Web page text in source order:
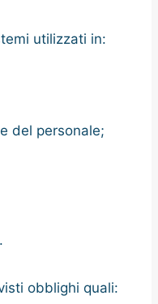
utilizzati in:
del personale;
obblighi quali: